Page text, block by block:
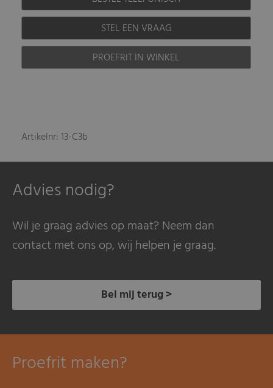
STEL EEN VRAAG
PROEFRIT IN WINKEL
Artikelnr: 13-C3b
Advies nodig?
Wil je graag advies op maat? Neem dan
contact met ons op, wij helpen je graag.
Bel mij terug >
Proefrit maken?